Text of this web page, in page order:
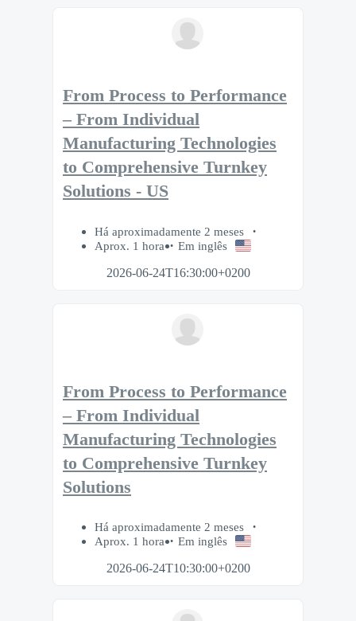
From Process to Performance
– From Individual
Manufacturing Technologies
to Comprehensive Turnkey
Solutions - US
Há aproximadamente 2 meses
Aprox. 1 hora
Em inglês
2026-06-24T16:30:00+0200
From Process to Performance
– From Individual
Manufacturing Technologies
to Comprehensive Turnkey
Solutions
Há aproximadamente 2 meses
Aprox. 1 hora
Em inglês
2026-06-24T10:30:00+0200